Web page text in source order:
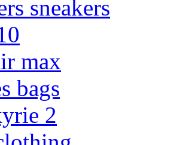
sneakers
max
bags
2